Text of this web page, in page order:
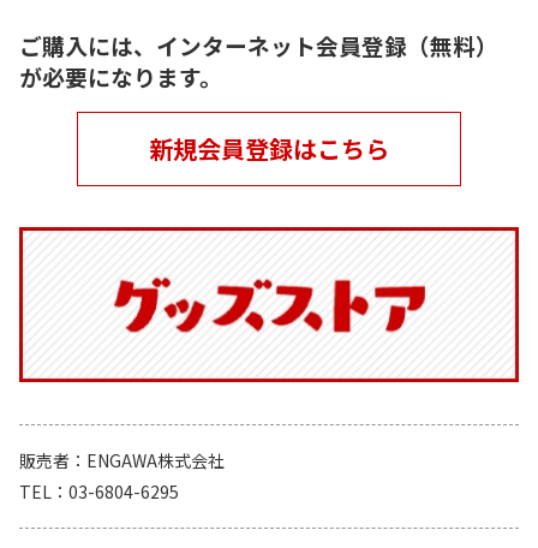
ご購入には、インターネット会員登録（無料）
が必要になります。
新規会員登録はこちら
販売者
ENGAWA株式会社
TEL
03-6804-6295